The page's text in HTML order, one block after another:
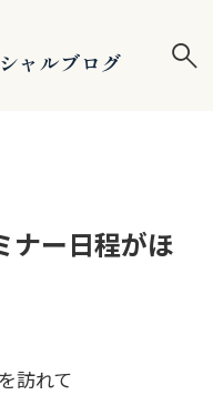
ャルブログ
ナー日程がほ
訪れて